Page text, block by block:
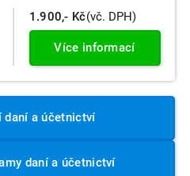
1.900,- Kč(vč. DPH)
Více informací
daní a účetnictví
daní a účetnictví